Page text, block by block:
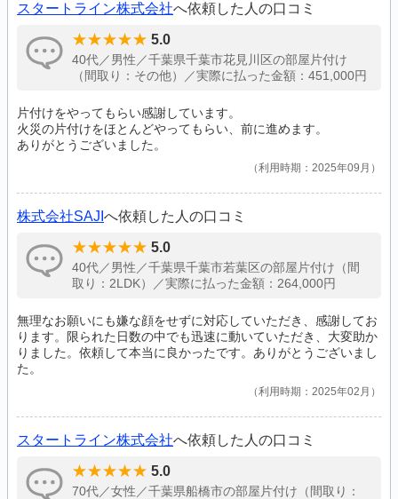
スタートライン株式会社へ依頼した人の口コミ
5.0
40代／男性／千葉県千葉市花見川区の部屋片付け
（間取り：その他）／実際に払った金額：451,000円
片付けをやってもらい感謝しています。
火災の片付けをほとんどやってもらい、前に進めます。
ありがとうございました。
利用時期：2025年09月
株式会社SAJI へ依頼した人の口コミ
5.0
40代／男性／千葉県千葉市若葉区の部屋片付け（間
取り：2LDK）／実際に払った金額：264,000円
無理なお願いにも嫌な顔をせずに対応していただき、感謝してお
ります。限られた日数の中でも迅速に動いていただき、大変助か
りました。依頼して本当に良かったです。ありがとうございまし
た。
利用時期：2025年02月
スタートライン株式会社へ依頼した人の口コミ
5.0
70代／女性／千葉県船橋市の部屋片付け（間取り：